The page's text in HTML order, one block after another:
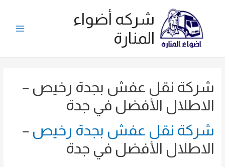
شركه أضواء
المنارة
شركة نقل عفش بجدة رخيص –
الاطلال الأفضل في جدة
شركة نقل عفش بجدة رخيص–
الاطلال الأفضل في جدة